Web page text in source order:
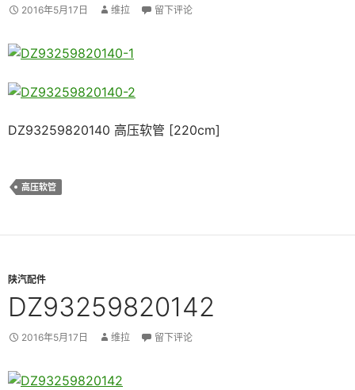
2016年5月17日 维拉 留下评论
DZ93259820140 高压软管 [220cm]
高压软管
陕汽配件
DZ93259820142
2016年5月17日 维拉 留下评论